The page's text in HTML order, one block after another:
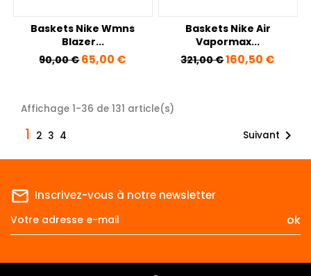
Baskets Nike Wmns
Blazer...
Prix de base
90,00 €Prix
65,00 €
Baskets Nike Air
Vapormax...
Prix de base
321,00 €Prix
160,50 €
Affichage 1-36 de 131 article(s)
1 2 3 4 Suivant 
mail_outline Inscrivez-vous à notre newsletter